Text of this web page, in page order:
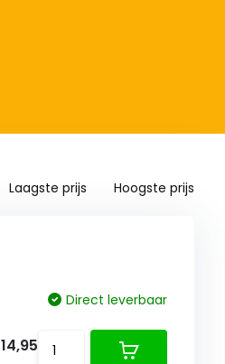
Laagste prijs Hoogste prijs
Direct leverbaar
14,95